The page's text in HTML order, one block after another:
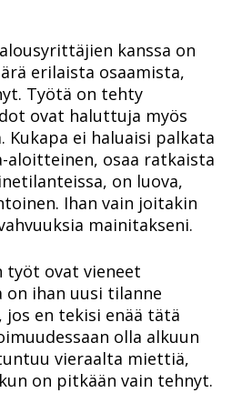
kanssa on
erilaista osaamista,
Työtä on tehty
ovat haluttuja myös
Kukapa ei haluaisi palkata
aloitteinen, osaa ratkaista
on luova,
Ihan vain joitakin
mainitakseni.
työt ovat vieneet
on ihan uusi tilanne
en tekisi enää tätä
olla alkuun
vieraalta miettiä,
on pitkään vain tehnyt.